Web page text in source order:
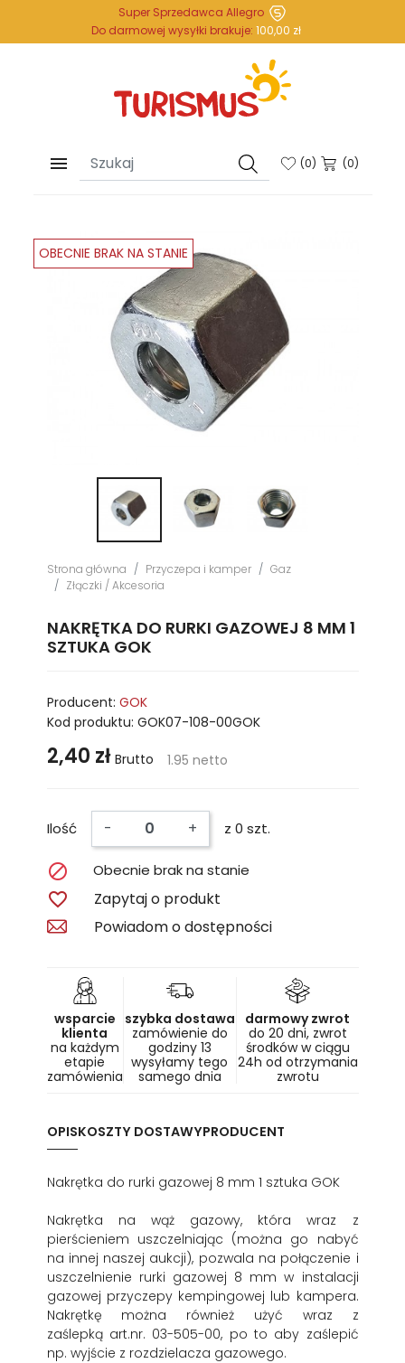
Do darmowej wysyłki brakuje: 100,00 zł
Super Sprzedawca Allegro
 (0) (0)
OBECNIE BRAK NA STANIE
Strona główna Przyczepa i kamper
Gaz
Złączki / Akcesoria
NAKRĘTKA DO RURKI GAZOWEJ 8 MM 1
SZTUKA GOK
Producent: GOK
Kod produktu: GOK07-108-00GOK
2,40 zł Brutto 1.95 netto
Ilość - + z 0 szt.
 Obecnie brak na stanie

Zapytaj o produkt
Powiadom o dostępności
wsparcie
klienta
na każdym
etapie
zamówienia
szybka dostawa
zamówienie do
godziny 13
wysyłamy tego
samego dnia
darmowy zwrot
do 20 dni, zwrot
środków w ciągu
24h od otrzymania
zwrotu
OPISKOSZTY DOSTAWYPRODUCENT
Nakrętka do rurki gazowej 8 mm 1 sztuka GOK
Nakrętka na wąż gazowy, która wraz z
pierścieniem uszczelniając (można go nabyć
na innej naszej aukcji), pozwala na połączenie i
uszczelnienie rurki gazowej 8 mm w instalacji
gazowej przyczepy kempingowej lub kampera.
Nakrętkę można również użyć wraz z
zaślepką art.nr. 03-505-00, po to aby zaślepić
np. wyjście z rozdzielacza gazowego.